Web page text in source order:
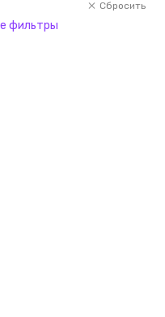
Сбросить
фильтры